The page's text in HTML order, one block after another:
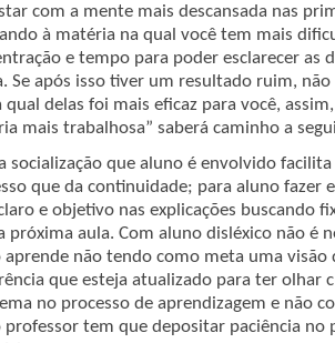
com a mente mais descansada nas
à matéria na qual você tem mais
e tempo para poder esclarecer as
Se após isso tiver um resultado ruim,
qual delas foi mais eficaz para você,
mais trabalhosa” saberá caminho a
socialização que aluno é envolvido
que da continuidade; para aluno fazer
e objetivo nas explicações buscando
próxima aula. Com aluno disléxico não é
aprende não tendo como meta uma
que esteja atualizado para ter olhar
no processo de aprendizagem e não
professor tem que depositar paciência